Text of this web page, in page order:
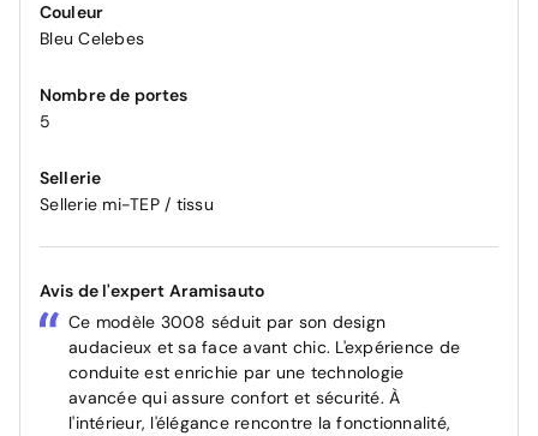
Couleur
Bleu Celebes
Nombre de portes
5
Sellerie
Sellerie mi-TEP / tissu
Avis de l'expert Aramisauto
Ce modèle 3008 séduit par son design
audacieux et sa face avant chic. L'expérience de
conduite est enrichie par une technologie
avancée qui assure confort et sécurité. À
l'intérieur, l'élégance rencontre la fonctionnalité,